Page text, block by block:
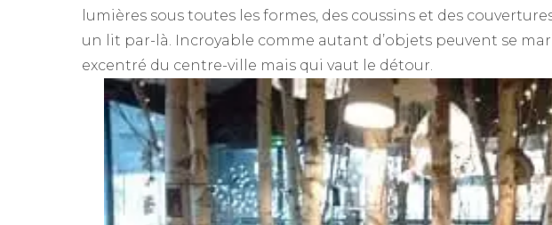
lumières sous toutes les formes, des coussins et des
un lit par-là. Incroyable comme autant d’objets peuvent se
excentré du centre-ville mais qui vaut le détour.